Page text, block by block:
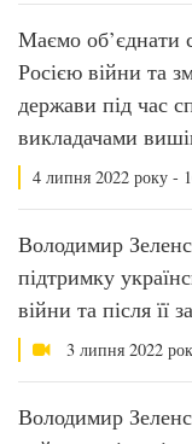
Маємо об’єднати
Росією війни та
держави під час
викладачами
4 липня 2022 року -
Володимир
підтримку
війни та після її
3 липня 2022
Володимир